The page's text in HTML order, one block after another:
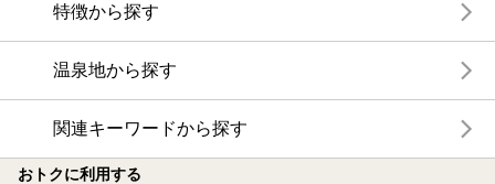
特徴から探す
温泉地から探す
関連キーワードから探す
おトクに利用する